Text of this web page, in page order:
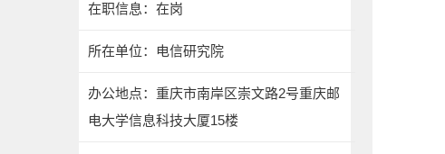
在职信息：在岗
所在单位：电信研究院
办公地点：重庆市南岸区崇文路2号重庆邮
电大学信息科技大厦15楼